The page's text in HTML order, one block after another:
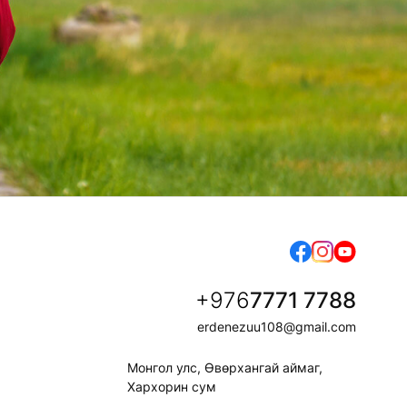
+9767771 7788
erdenezuu108@gmail.com
Монгол улс, Өвөрхангай аймаг,
Хархорин сум